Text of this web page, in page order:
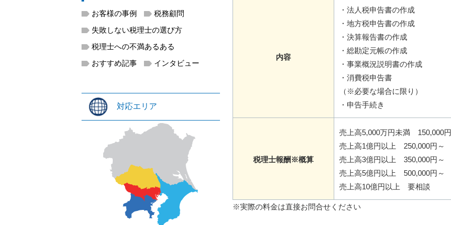
内容
・法人税申告書の作成
・地方税申告書の作成
・決算報告書の作成
・総勘定元帳の作成
・事業概況説明書の作成
・消費税申告書
（※必要な場合に限り）
・申告手続き
税理士報酬※概算
売上高5,000万円未満 150,000円
売上高1億円以上 250,000円～
売上高3億円以上 350,000円～
売上高5億円以上 500,000円～
売上高10億円以上 要相談
※実際の料金は直接お問合せください
お客様の事例
税務顧問
失敗しない税理士の選び方
税理士への不満あるある
おすすめ記事
インタビュー
対応エリア